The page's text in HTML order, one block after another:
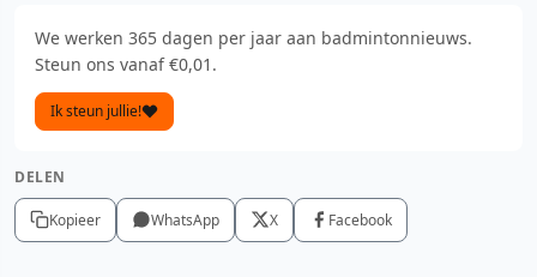
We werken 365 dagen per jaar aan badmintonnieuws.
Steun ons vanaf €0,01.
Ik steun jullie!
DELEN
Kopieer WhatsApp X Facebook